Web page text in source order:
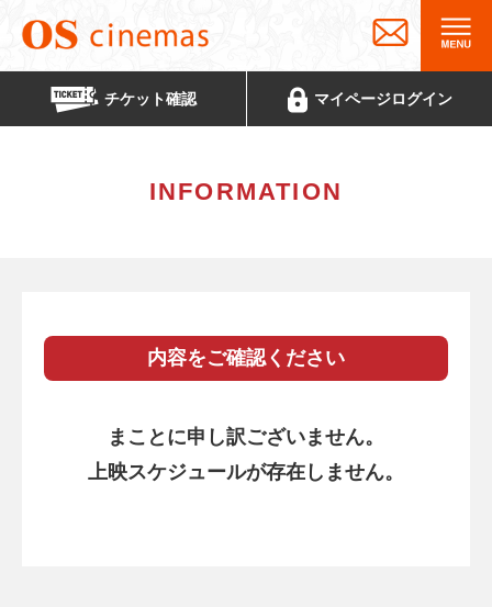
チケット確認 マイページログイン
INFORMATION
内容をご確認ください
まことに申し訳ございません。
上映スケジュールが存在しません。